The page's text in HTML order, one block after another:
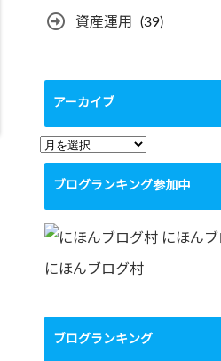
資産運用 (39)
アーカイブ
ア
ー
イ
ブ
ブログランキング参加中
にほんブログ村
ブログランキング